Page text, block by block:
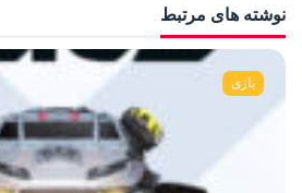
نوشته های مرتبط
بازی